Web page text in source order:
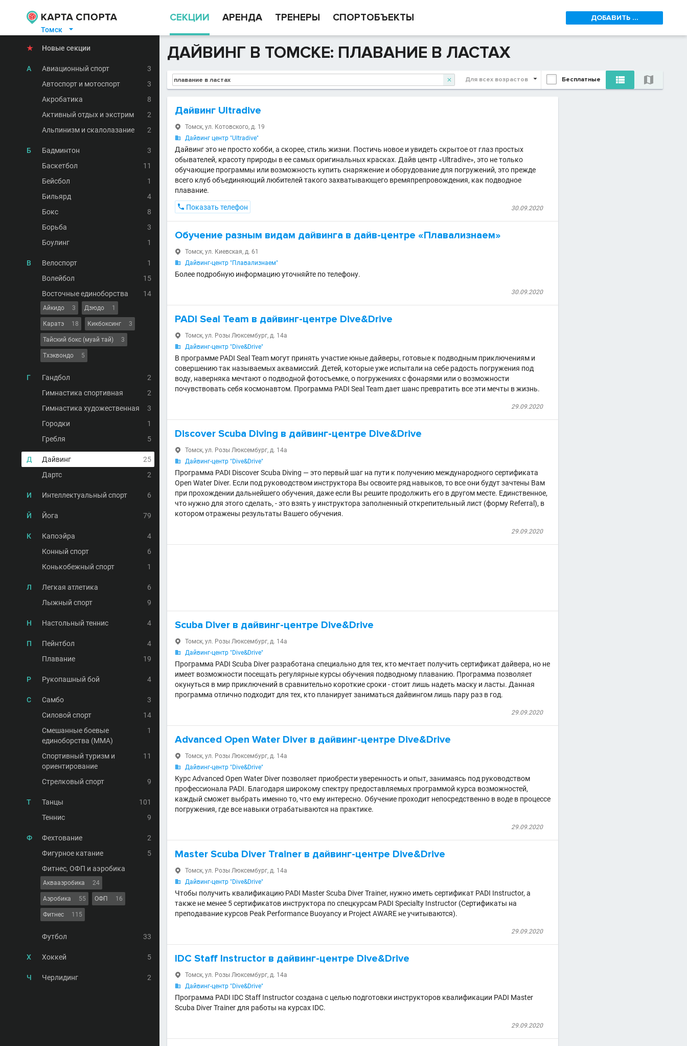
Томск 
СЕКЦИИ АРЕНДА ТРЕНЕРЫ СПОРТОБЪЕКТЫ ДОБАВИТЬ ...
★ Новые секции
А Авиационный спорт
3
Автоспорт и мотоспорт
3
Акробатика
8
Активный отдых и экстрим
2
Альпинизм и скалолазание
2
Б Бадминтон
3
Баскетбол
11
Бейсбол
1
Бильярд
4
Бокс
8
Борьба
3
Боулинг
1
В Велоспорт
1
Волейбол
15
Восточные единоборства
14
Айкидо 3 Дзюдо 1
Каратэ 18 Кикбоксинг 3
Тайский бокс (муай тай) 3
Тхэквондо 5
Г Гандбол
2
Гимнастика спортивная
2
Гимнастика художественная
3
Городки
1
Гребля
5
Д Дайвинг
25
Дартс
2
И Интеллектуальный спорт 6
Й Йога 79
К Капоэйра
4
Конный спорт
6
Конькобежный спорт
1
Л Легкая атлетика
6
Лыжный спорт
9
Н Настольный теннис 4
П Пейнтбол
4
Плавание
19
Р Рукопашный бой 4
С Самбо
3
Силовой спорт
14
Смешанные боевые
единоборства (MMA)
1
Спортивный туризм и
ориентирование
11
Стрелковый спорт 9
Т Танцы
101
Теннис
9
Ф Фехтование
2
Фигурное катание
5
Фитнес, ОФП и аэробика
Аквааэробика 24
Аэробика 55 ОФП 16
Фитнес 115
Футбол 33
Х Хоккей 5
Ч Черлидинг 2
ДАЙВИНГ В ТОМСКЕ: ПЛАВАНИЕ В ЛАСТАХ
 Для всех возрастов Бесплатные  
Дайвинг Ultradive
 Томск, ул. Котовского, д. 19
 Дайвинг центр "Ultradive"
Дайвинг это не просто хобби, а скорее, стиль жизни. Постичь новое и увидеть скрытое от глаз простых
обывателей, красоту природы в ее самых оригинальных красках. Дайв центр «Ultradive», это не только
обучающие программы или возможность купить снаряжение и оборудование для погружений, это прежде
всего клуб объединяющий любителей такого захватывающего времяпрепровождения, как подводное
плавание.
30.09.2020
 Показать телефон
Обучение разным видам дайвинга в дайв-центре «Плавализнаем»
 Томск, ул. Киевская, д. 61
 Дайвинг-центр "Плавализнаем"
Более подробную информацию уточняйте по телефону.
30.09.2020
PADI Seal Team в дайвинг-центре Dive&Drive
 Томск, ул. Розы Люксембург, д. 14а
 Дайвинг-центр "Dive&Drive"
В программе PADI Seal Team могут принять участие юные дайверы, готовые к подводным приключениям и
совершению так называемых аквамиссий. Детей, которые уже испытали на себе радость погружения под
воду, наверняка мечтают о подводной фотосъемке, о погружениях с фонарями или о возможности
почувствовать себя космонавтом. Программа PADI Seal Team дает шанс превратить все эти мечты в жизнь.
29.09.2020
Discover Scuba Diving в дайвинг-центре Dive&Drive
 Томск, ул. Розы Люксембург, д. 14а
 Дайвинг-центр "Dive&Drive"
Программа PADI Discover Scuba Diving — это первый шаг на пути к получению международного сертификата
Open Water Diver. Если под руководством инструктора Вы освоите ряд навыков, то все они будут зачтены Вам
при прохождении дальнейшего обучения, даже если Вы решите продолжить его в другом месте. Единственное,
что нужно для этого сделать, - это взять у инструктора заполненный открепительный лист (форму Referral), в
котором отражены результаты Вашего обучения.
29.09.2020
Scuba Diver в дайвинг-центре Dive&Drive
 Томск, ул. Розы Люксембург, д. 14а
 Дайвинг-центр "Dive&Drive"
Программа PADI Scuba Diver разработана специально для тех, кто мечтает получить сертификат дайвера, но не
имеет возможности посещать регулярные курсы обучения подводному плаванию. Программа позволяет
окунуться в мир приключений в сравнительно короткие сроки - стоит лишь надеть маску и ласты. Данная
программа отлично подходит для тех, кто планирует заниматься дайвингом лишь пару раз в год.
29.09.2020
Advanced Open Water Diver в дайвинг-центре Dive&Drive
 Томск, ул. Розы Люксембург, д. 14а
 Дайвинг-центр "Dive&Drive"
Курс Advanced Open Water Diver позволяет приобрести уверенность и опыт, занимаясь под руководством
профессионала PADI. Благодаря широкому спектру предоставляемых программой курса возможностей,
каждый сможет выбрать именно то, что ему интересно. Обучение проходит непосредственно в воде в процессе
погружения, где все навыки отрабатываются на практике.
29.09.2020
Master Scuba Diver Trainer в дайвинг-центре Dive&Drive
 Томск, ул. Розы Люксембург, д. 14а
 Дайвинг-центр "Dive&Drive"
Чтобы получить квалификацию PADI Master Scuba Diver Trainer, нужно иметь сертификат PADI Instructor, а
также не менее 5 сертификатов инструктора по спецкурсам PADI Specialty Instructor (Сертификаты на
преподавание курсов Peak Performance Buoyancy и Project AWARE не учитываются).
29.09.2020
IDC Staff Instructor в дайвинг-центре Dive&Drive
 Томск, ул. Розы Люксембург, д. 14а
 Дайвинг-центр "Dive&Drive"
Программа PADI IDC Staff Instructor создана с целью подготовки инструкторов квалификации PADI Master
Scuba Diver Trainer для работы на курсах IDC.
29.09.2020